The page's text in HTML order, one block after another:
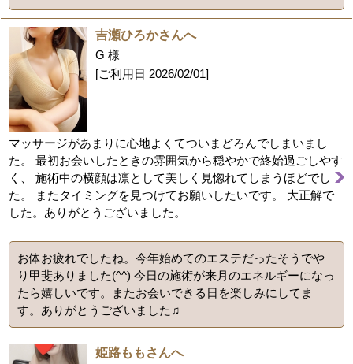
吉瀬ひろかさんへ
G 様
[ご利用日 2026/02/01]
マッサージがあまりに心地よくてついまどろんでしまいまし
た。 最初お会いしたときの雰囲気から穏やかで終始過ごしやす
く、 施術中の横顔は凛として美しく見惚れてしまうほどでし
た。 またタイミングを見つけてお願いしたいです。 大正解で
した。ありがとうございました。
お体お疲れでしたね。今年始めてのエステだったそうでや
り甲斐ありました(^^) 今日の施術が来月のエネルギーになっ
たら嬉しいです。またお会いできる日を楽しみにしてま
す。ありがとうございました♫
姫路ももさんへ